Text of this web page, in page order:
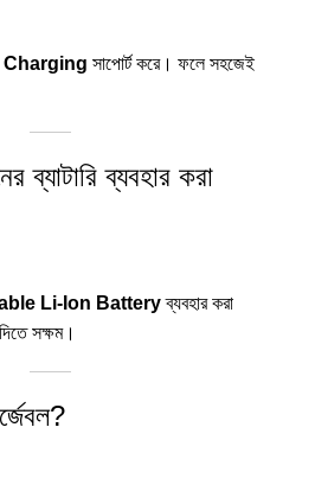
Charging সাপোর্ট করে। ফলে সহজেই
ব্যাটারি ব্যবহার করা
Li-Ion Batteryব্যবহার করা
সক্ষম।